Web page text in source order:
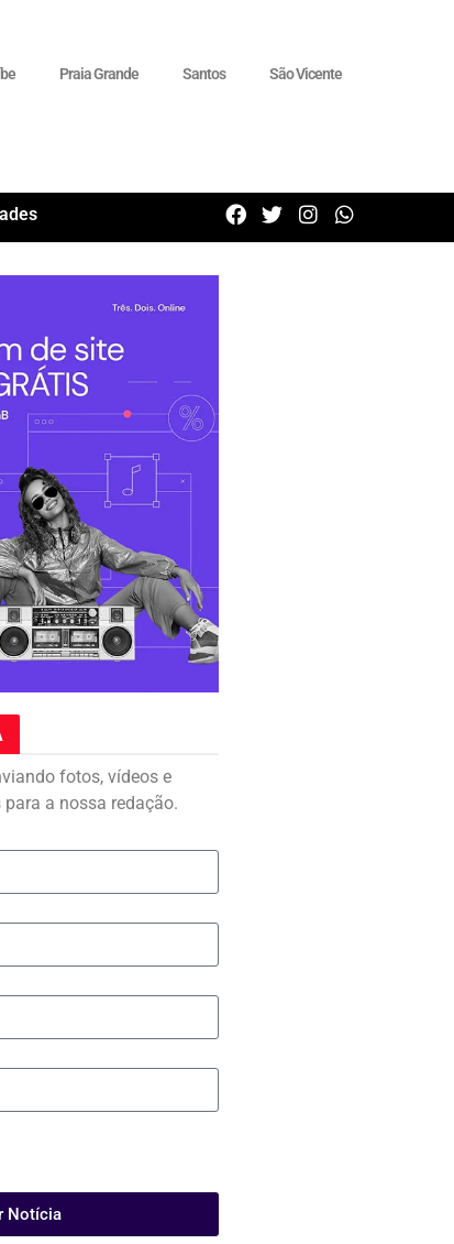
Praia Grande Santos São Vicente
fotos, vídeos e
a nossa redação.
Notícia